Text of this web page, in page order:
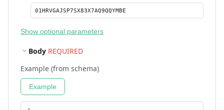
Show optional parameters
Body REQUIRED
Example (from schema)
Example